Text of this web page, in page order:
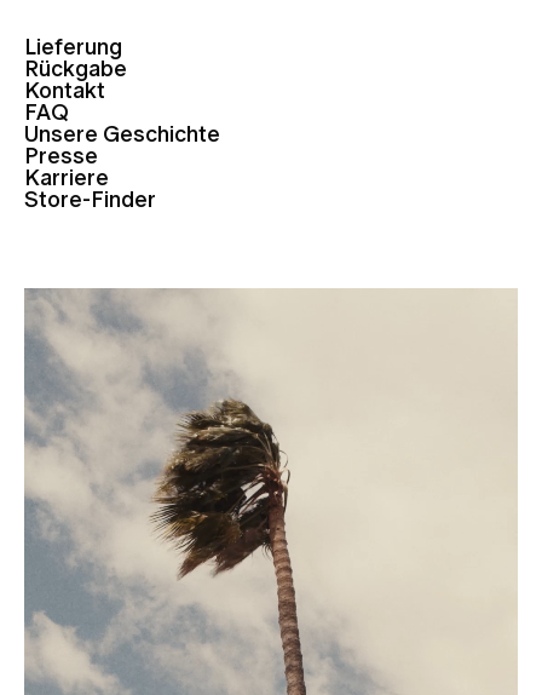
Lieferung
Rückgabe
Kontakt
FAQ
Unsere Geschichte
Presse
Karriere
Store-Finder